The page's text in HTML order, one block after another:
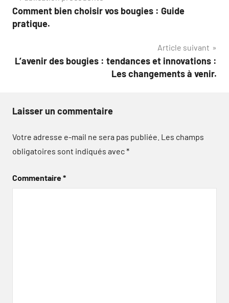
de
Comment bien choisir vos bougies : Guide
pratique.
Article suivant
L’avenir des bougies : tendances et innovations :
Les changements à venir.
Laisser un commentaire
Votre adresse e-mail ne sera pas publiée. Les champs
obligatoires sont indiqués avec*
Commentaire*